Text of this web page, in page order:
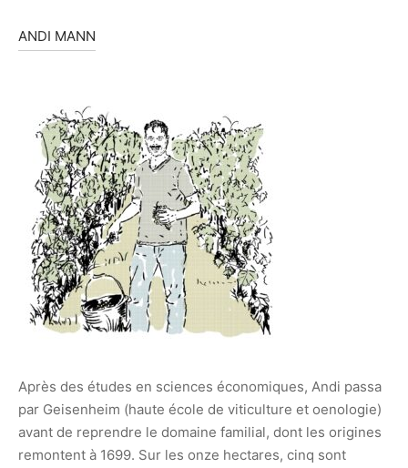
ANDI MANN
Après des études en sciences économiques, Andi passa
par Geisenheim (haute école de viticulture et oenologie)
avant de reprendre le domaine familial, dont les origines
remontent à 1699. Sur les onze hectares, cinq sont